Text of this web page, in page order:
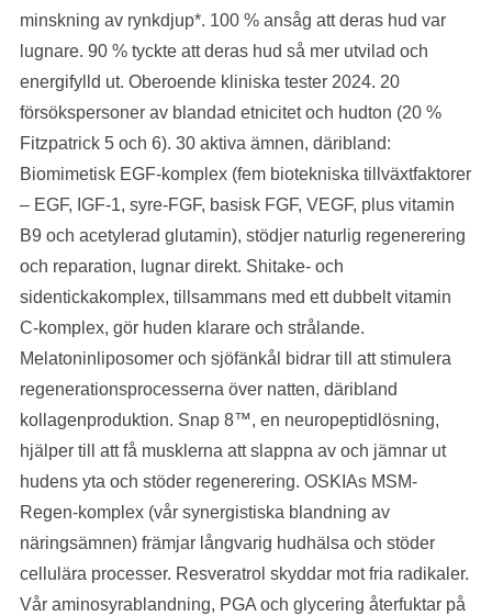
minskning av rynkdjup*. 100 % ansåg att deras hud var
lugnare. 90 % tyckte att deras hud så mer utvilad och
energifylld ut. Oberoende kliniska tester 2024. 20
försökspersoner av blandad etnicitet och hudton (20 %
Fitzpatrick 5 och 6). 30 aktiva ämnen, däribland:
Biomimetisk EGF-komplex (fem biotekniska tillväxtfaktorer
– EGF, IGF-1, syre-FGF, basisk FGF, VEGF, plus vitamin
B9 och acetylerad glutamin), stödjer naturlig regenerering
och reparation, lugnar direkt. Shitake- och
sidentickakomplex, tillsammans med ett dubbelt vitamin
C-komplex, gör huden klarare och strålande.
Melatoninliposomer och sjöfänkål bidrar till att stimulera
regenerationsprocesserna över natten, däribland
kollagenproduktion. Snap 8™, en neuropeptidlösning,
hjälper till att få musklerna att slappna av och jämnar ut
hudens yta och stöder regenerering. OSKIAs MSM-
Regen-komplex (vår synergistiska blandning av
näringsämnen) främjar långvarig hudhälsa och stöder
cellulära processer. Resveratrol skyddar mot fria radikaler.
Vår aminosyrablandning, PGA och glycering återfuktar på